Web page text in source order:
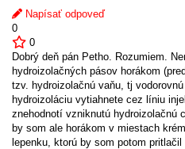
Napísať odpoveď
0
0
Dobrý deň pán Petho. Rozumiem.
hydroizolačných pásov horákom
tzv. hydroizolačnú vaňu, tj
hydroizoláciu vytiahnete cez líniu
znehodnotí vzniknutú hydroizolačnú
by som ale horákom v miestach
lepenku, ktorú by som potom